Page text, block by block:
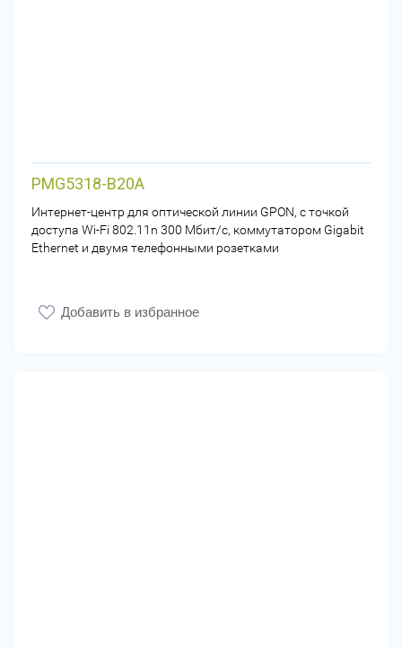
PMG5318-B20A
Интернет-центр для оптической линии GPON, с точкой
доступа Wi-Fi 802.11n 300 Мбит/с, коммутатором Gigabit
Ethernet и двумя телефонными розетками
Добавить в избранное